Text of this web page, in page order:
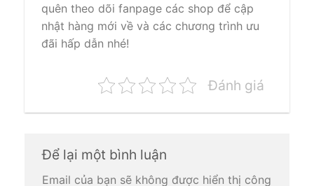
quên theo dõi fanpage các shop để cập
nhật hàng mới về và các chương trình ưu
đãi hấp dẫn nhé!
Đánh giá
Để lại một bình luận
Email của bạn sẽ không được hiển thị công